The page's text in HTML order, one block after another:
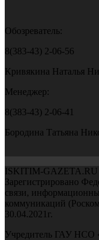
Обозреватель:
8(383-43) 2-06-56
Кривякина Наталья
Менеджер:
8(383-43) 2-06-41
Бородина Татьяна
ISKITIM-GAZETA.RU
Зарегистрировано
связи,
коммуникаций
30.04.2021г.
Учредитель ГАУ НСО